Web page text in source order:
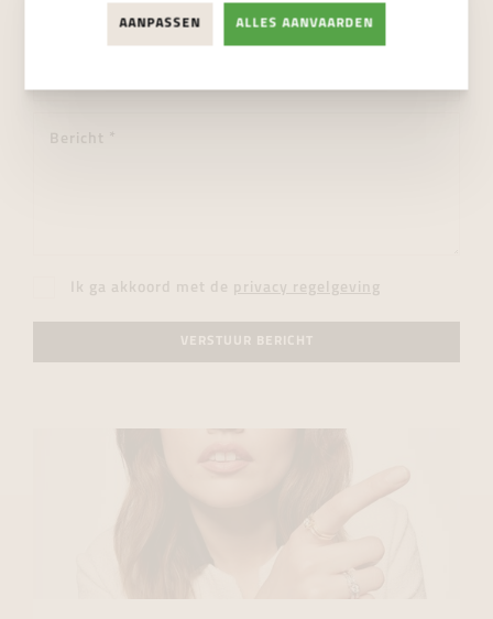
Ik ga akkoord met de privacy regelgeving
VERSTUUR BERICHT
AANPASSEN ALLES AANVAARDEN